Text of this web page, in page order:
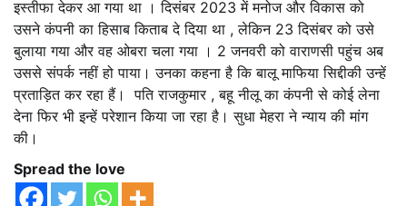
इस्तीफा देकर आ गया था । दिसंबर 2023 में मनोज और विकास को
उसने कंपनी का हिसाब किताब दे दिया था , लेकिन 23 दिसंबर को उसे
बुलाया गया और वह ओबरा चला गया । 2 जनवरी को वाराणसी पहुंच अब
उससे संपर्क नहीं हो पाया। उनका कहना है कि बालू माफिया सिद्दीकी उन्हें
प्रताड़ित कर रहा हैं। पति राजकुमार , बहू नीलू का कंपनी से कोई लेना
देना फिर भी इन्हें परेशान किया जा रहा है। सुधा मेहरा ने न्याय की मांग
की।
Spread the love